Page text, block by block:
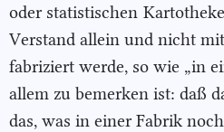
oder statistischen
Verstand allein und nicht mit
fabriziert werde, so wie „in
allem zu bemerken ist: daß
das, was in einer Fabrik